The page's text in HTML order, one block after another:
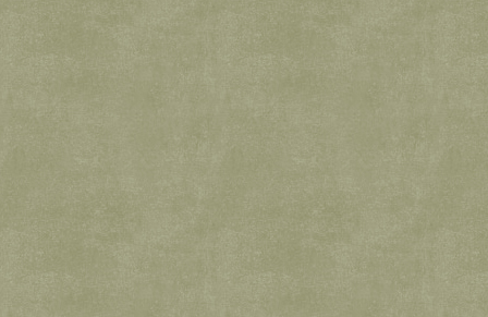
Xvideos